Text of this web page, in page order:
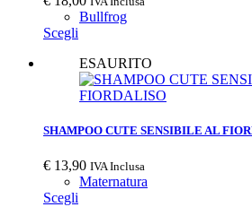
Bullfrog
Scegli
ESAURITO
SHAMPOO CUTE SENSIBILE AL
€ 13,90 IVA Inclusa
Maternatura
Scegli